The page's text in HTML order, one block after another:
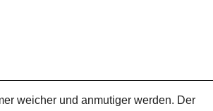
weicher und anmutiger werden. Der